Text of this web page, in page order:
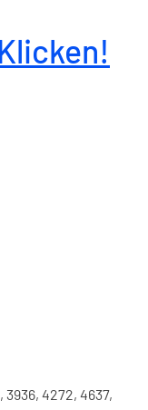
3936, 4272, 4637,